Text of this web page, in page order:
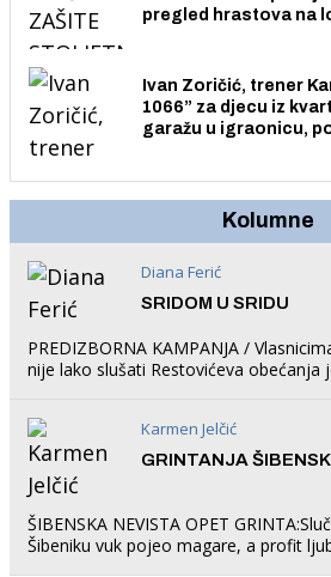
pregled hrastova na
Ivan Zoričić, trener
1066” za djecu iz
garažu u igraonicu,
Kolumne
Diana Ferić
SRIDOM U SRIDU
PREDIZBORNA KAMPANJA /
nije lako slušati Restovićeva obećanja
Karmen Jelčić
GRINTANJA
ŠIBENSKA NEVISTA OPET
Šibeniku vuk pojeo magare, a profit